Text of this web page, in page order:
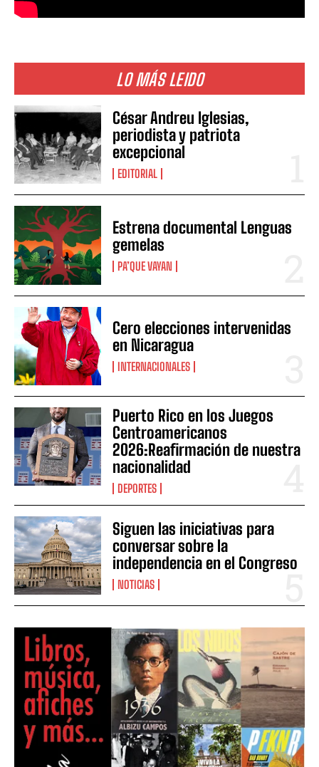
LO MÁS LEIDO
César Andreu Iglesias,
periodista y patriota
excepcional
EDITORIAL
Estrena documental Lenguas
gemelas
PA’QUE VAYAN
Cero elecciones intervenidas
en Nicaragua
INTERNACIONALES
Puerto Rico en los Juegos
Centroamericanos
2026:Reafirmación de nuestra
nacionalidad
DEPORTES
Siguen las iniciativas para
conversar sobre la
independencia en el Congreso
NOTICIAS